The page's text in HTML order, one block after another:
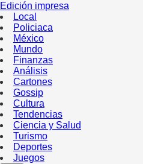
Edición impresa
Local
Policiaca
México
Mundo
Finanzas
Análisis
Cartones
Gossip
Cultura
Tendencias
Ciencia y Salud
Turismo
Deportes
Juegos